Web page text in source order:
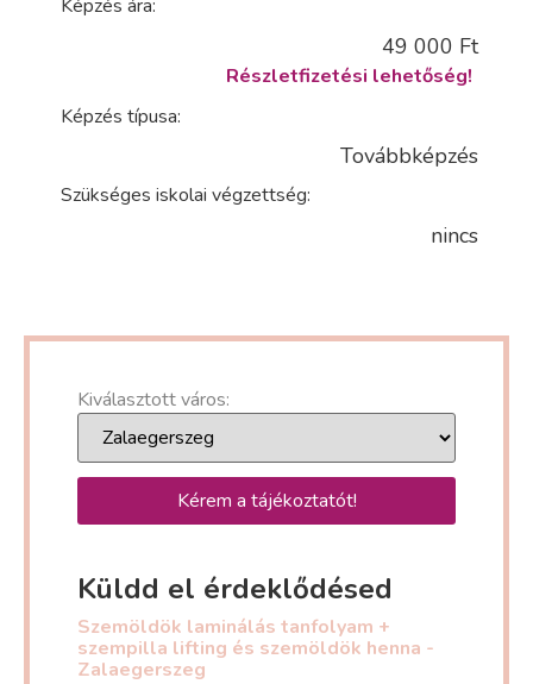
Képzés ára:
49 000 Ft
Részletfizetési lehetőség!
Képzés típusa:
Továbbképzés
Szükséges iskolai végzettség:
nincs
Kiválasztott város:
Kérem a tájékoztatót!
Küldd el érdeklődésed
Szemöldök laminálás tanfolyam +
szempilla lifting és szemöldök henna -
Zalaegerszeg